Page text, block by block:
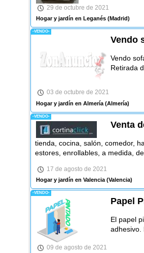
29 de octubre de 2021
Hogar y jardín en Leganés(Madrid)
-VENDO-
Vendo
Vendo
Retirada
03 de octubre de 2021
Hogar y jardín en Almería(Almería)
-VENDO-
Venta
tienda, cocina, salón, comedor,
estores, enrollables, a medida,
17 de agosto de 2021
Hogar y jardín en Valencia(Valencia)
-VENDO-
Papel
El papel
09 de agosto de 2021